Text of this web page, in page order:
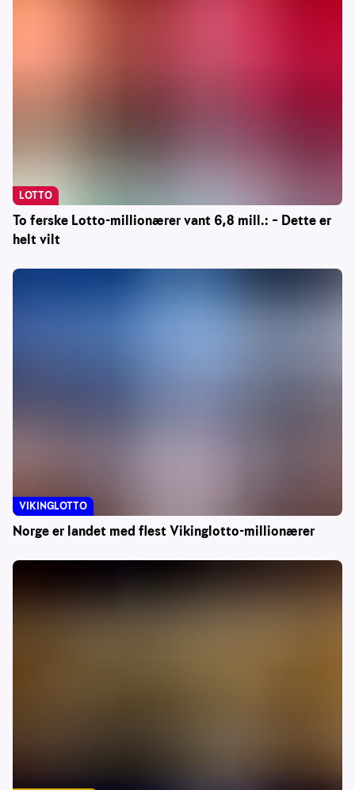
To ferske Lotto-millionærer vant 6,8 mill.: – Dette er
helt vilt
LOTTO
Norge er landet med flest Vikinglotto-millionærer
VIKINGLOTTO